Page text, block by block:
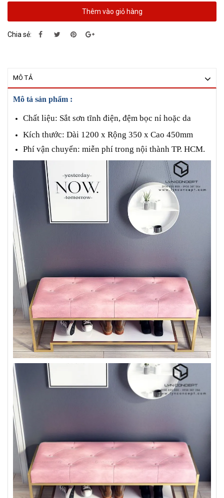
Thêm vào giỏ hàng
Chia sẻ:
MÔ TẢ
Mô tả sản phẩm :
Chất liệu: Sắt sơn tĩnh điện, đệm bọc nỉ hoặc da
Kích thước: Dài 1200 x Rộng 350 x Cao 450mm
Phí vận chuyển: miễn phí trong nội thành TP. HCM.